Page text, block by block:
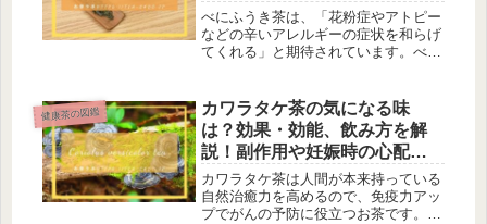
べにふうき茶は、「花粉症やアトピー
などの辛いアレルギーの症状を和らげ
てくれる」と期待されています。べに
の品種と「枕Cd86」というダージリ
ン系の品種を交配してつくられまし
た...
健康茶の図鑑
カワラタケ茶の気になる味
は？効果・効能、飲み方を解
説！副作用や妊娠時の心配事
は？
カワラタケ茶は人間が本来持っている
自然治癒力を高めるので、免疫力アッ
プでがんの予防に役立つお茶です。